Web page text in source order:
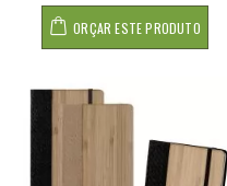
ORÇAR ESTE PRODUTO